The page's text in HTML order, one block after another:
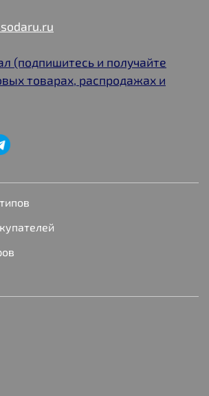
(подпишитесь и получайте
товарах, распродажах и